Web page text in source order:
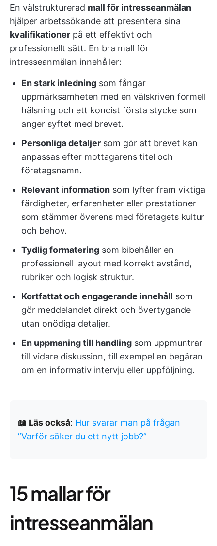
En välstrukturerad mall för intresseanmälan
hjälper arbetssökande att presentera sina
kvalifikationer på ett effektivt och
professionellt sätt. En bra mall för
intresseanmälan innehåller:
En stark inledning som fångar
uppmärksamheten med en välskriven formell
hälsning och ett koncist första stycke som
anger syftet med brevet.
Personliga detaljer som gör att brevet kan
anpassas efter mottagarens titel och
företagsnamn.
Relevant information som lyfter fram viktiga
färdigheter, erfarenheter eller prestationer
som stämmer överens med företagets kultur
och behov.
Tydlig formatering som bibehåller en
professionell layout med korrekt avstånd,
rubriker och logisk struktur.
Kortfattat och engagerande innehåll som
gör meddelandet direkt och övertygande
utan onödiga detaljer.
En uppmaning till handling som uppmuntrar
till vidare diskussion, till exempel en begäran
om en informativ intervju eller uppföljning.
📖 Läs också: Hur svarar man på frågan
”Varför söker du ett nytt jobb?”
15 mallar för
intresseanmälan